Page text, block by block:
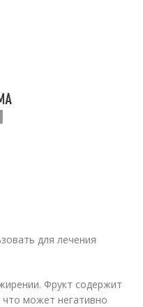
для лечения
Фрукт содержит
может негативно